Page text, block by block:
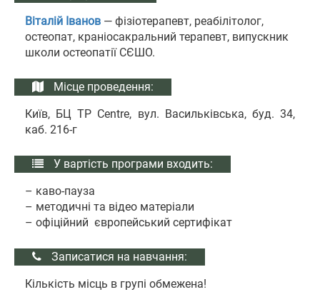
Віталій Іванов — фізіотерапевт, реабілітолог,
остеопат, краніосакральний терапевт, випускник
школи остеопатії СЄШО.
Місце проведення:
Київ, БЦ TP Centre, вул. Васильківська, буд. 34,
каб. 216-г
У вартість програми входить:
– каво-пауза
– методичні та відео матеріали
– офіційний європейський сертифікат
Записатися на навчання:
Кількість місць в групі обмежена!